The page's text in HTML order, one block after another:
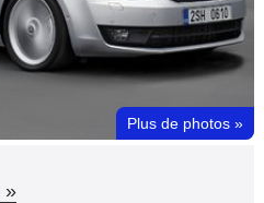
Plus de photos »
»